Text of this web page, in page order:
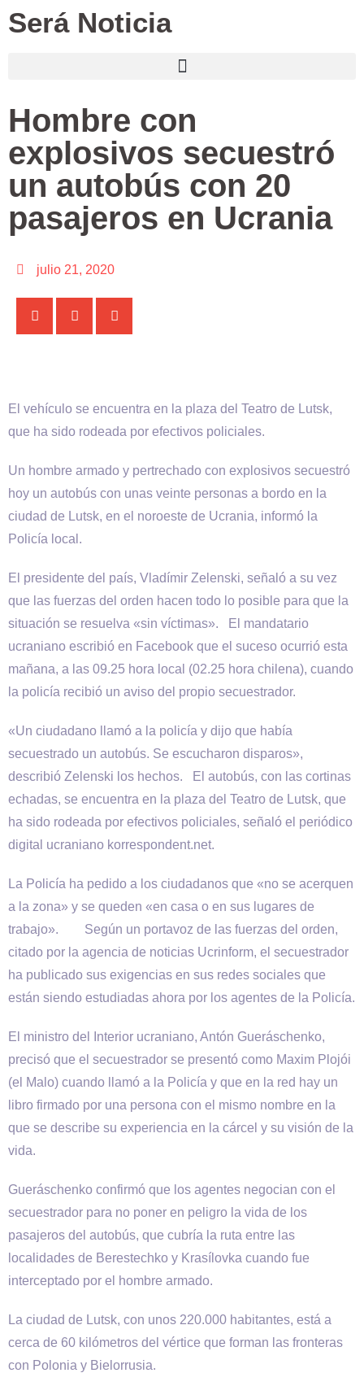
Será Noticia
Hombre con
explosivos secuestró
un autobús con 20
pasajeros en Ucrania
julio 21, 2020
El vehículo se encuentra en la plaza del Teatro de Lutsk,
que ha sido rodeada por efectivos policiales.
Un hombre armado y pertrechado con explosivos secuestró
hoy un autobús con unas veinte personas a bordo en la
ciudad de Lutsk, en el noroeste de Ucrania, informó la
Policía local.
El presidente del país, Vladímir Zelenski, señaló a su vez
que las fuerzas del orden hacen todo lo posible para que la
situación se resuelva «sin víctimas». El mandatario
ucraniano escribió en Facebook que el suceso ocurrió esta
mañana, a las 09.25 hora local (02.25 hora chilena), cuando
la policía recibió un aviso del propio secuestrador.
«Un ciudadano llamó a la policía y dijo que había
secuestrado un autobús. Se escucharon disparos»,
describió Zelenski los hechos. El autobús, con las cortinas
echadas, se encuentra en la plaza del Teatro de Lutsk, que
ha sido rodeada por efectivos policiales, señaló el periódico
digital ucraniano korrespondent.net.
La Policía ha pedido a los ciudadanos que «no se acerquen
a la zona» y se queden «en casa o en sus lugares de
trabajo». Según un portavoz de las fuerzas del orden,
citado por la agencia de noticias Ucrinform, el secuestrador
ha publicado sus exigencias en sus redes sociales que
están siendo estudiadas ahora por los agentes de la Policía.
El ministro del Interior ucraniano, Antón Gueráschenko,
precisó que el secuestrador se presentó como Maxim Plojói
(el Malo) cuando llamó a la Policía y que en la red hay un
libro firmado por una persona con el mismo nombre en la
que se describe su experiencia en la cárcel y su visión de la
vida.
Gueráschenko confirmó que los agentes negocian con el
secuestrador para no poner en peligro la vida de los
pasajeros del autobús, que cubría la ruta entre las
localidades de Berestechko y Krasílovka cuando fue
interceptado por el hombre armado.
La ciudad de Lutsk, con unos 220.000 habitantes, está a
cerca de 60 kilómetros del vértice que forman las fronteras
con Polonia y Bielorrusia.